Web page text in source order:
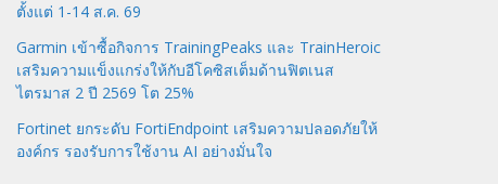
ตั้งแต่ 1-14 ส.ค. 69
Garmin เข้าซื้อกิจการ TrainingPeaks และ TrainHeroic
เสริมความแข็งแกร่งให้กับอีโคซิสเต็มด้านฟิตเนส
ไตรมาส 2 ปี 2569 โต 25%
Fortinet ยกระดับ FortiEndpoint เสริมความปลอดภัยให้
องค์กร รองรับการใช้งาน AI อย่างมั่นใจ